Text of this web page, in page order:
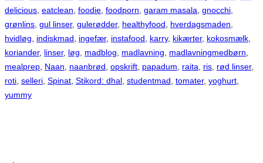
delicious eatclean foodie foodporn garam masala gnocchi
grønlins gul linser, gulerødder, healthyfood hverdagsmaden
hvidløg
indiskmad ingefær, instafood karry, kikærter, kokosmælk
koriander, linser, løg madblog madlavning madlavningmedbørn
mealprep Naan naanbrød opskrift papadum raita ris rød linser
roti selleri Spinat Stikord: dhal studentmad tomater, yoghurt
yummy